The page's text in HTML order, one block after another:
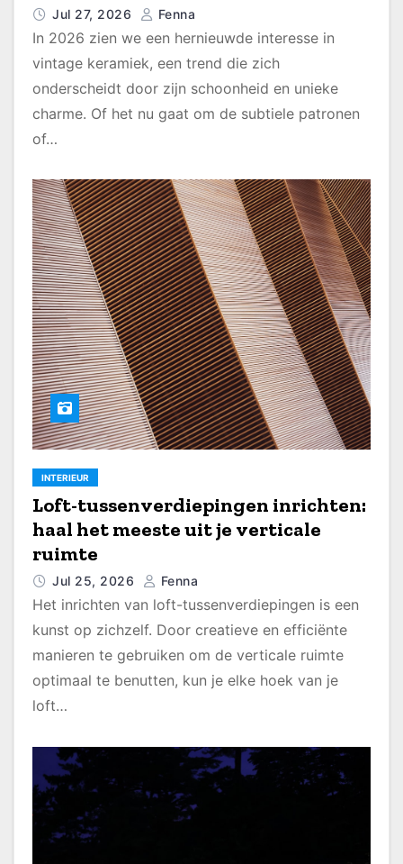
Jul 27, 2026 Fenna
In 2026 zien we een hernieuwde interesse in
vintage keramiek, een trend die zich
onderscheidt door zijn schoonheid en unieke
charme. Of het nu gaat om de subtiele patronen
of…
INTERIEUR
Loft-tussenverdiepingen inrichten:
haal het meeste uit je verticale
ruimte
Jul 25, 2026 Fenna
Het inrichten van loft-tussenverdiepingen is een
kunst op zichzelf. Door creatieve en efficiënte
manieren te gebruiken om de verticale ruimte
optimaal te benutten, kun je elke hoek van je
loft…